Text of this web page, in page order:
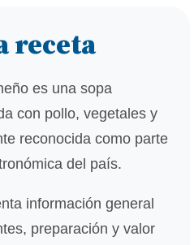
receta
es una sopa
con pollo, vegetales y
reconocida como parte
del país.
información general
preparación y valor